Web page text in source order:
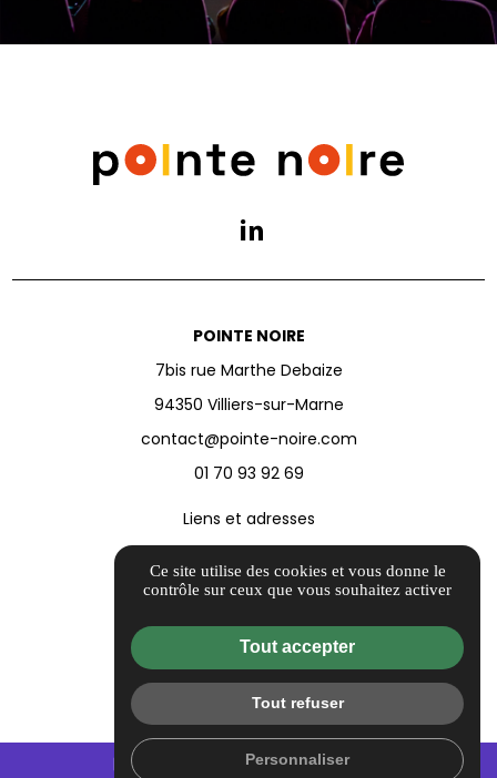
mail
POINTE NOIRE
7bis rue Marthe Debaize
94350 Villiers-sur-Marne
contact@pointe-noire.com
01 70 93 92 69
Liens et adresses
Informations complémentaires
Mentions légales
Politique de confidentialité
Conditions générales de vente
Flux RSS
Gestion des cookies
Ce site utilise des cookies et vous donne le
contrôle sur ceux que vous souhaitez activer
Tout accepter
Tout refuser
Personnaliser